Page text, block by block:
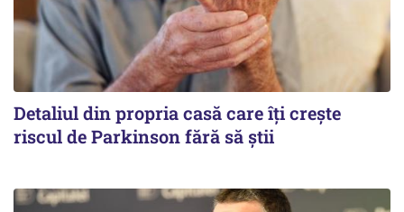
Detaliul din propria casă care îți crește
riscul de Parkinson fără să știi